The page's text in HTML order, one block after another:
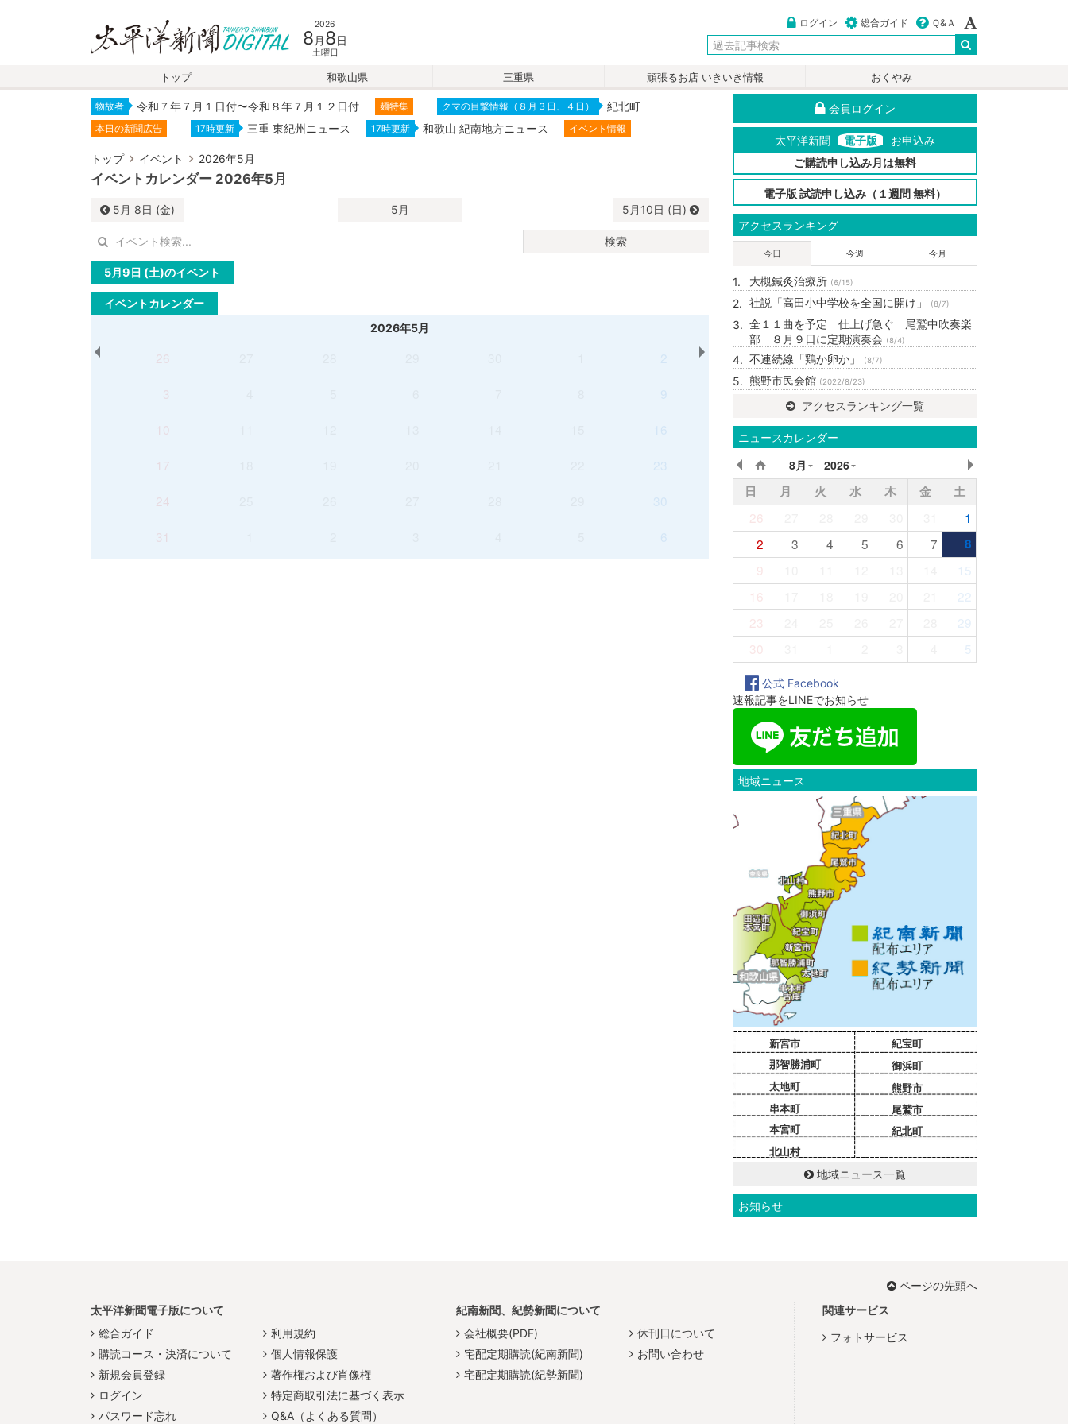
2026
8 月 8日
土曜日
ログイン 総合ガイド Ｑ&Ａ
トップ 和歌山県 三重県 頑張るお店 いきいき情報 おくやみ
物故者 令和７年７月１日付〜令和８年７月１２日付 麺特集 クマの目撃情報（８月３日、４日） 紀北町
本日の新聞広告 17時更新 三重 東紀州ニュース 17時更新 和歌山 紀南地方ニュース イベント情報
トップ イベント 2026年5月
イベントカレンダー 2026年5月
5月 8日 (金) 5月 5月 10日 (日)
検索
5月9日 (土)のイベント
イベントカレンダー
2026年5月
26 2
3 9
10 16
17 23
24 30
31 6
会員ログイン
太平洋新聞 電子版
お申込み
ご購読申し込み月は無料
電子版 試読申し込み（１週間 無料）
アクセスランキング
今日 今週 今月
大槻鍼灸治療所 (6/15)
社説「高田小中学校を全国に開け」 (8/7)
全１１曲を予定 仕上げ急ぐ 尾鷲中吹奏楽
部 ８月９日に定期演奏会 (8/4)
不連続線「鶏か卵か」 (8/7)
熊野市民会館 (2022/8/23)
アクセスランキング一覧
ニュースカレンダー
8月 2026
日 月 火 水 木 金
土
26
1
2
3 4 5 6 7
8
9
15
16
22
23
29
30
5
公式 Facebook
速報記事をLINEでお知らせ
地域ニュース
新宮市
那智勝浦町
太地町
串本町
本宮町
北山村
紀宝町
御浜町
熊野市
尾鷲市
紀北町
地域ニュース一覧
お知らせ
ページの先頭へ
太平洋新聞電子版について
総合ガイド
購読コース・決済について
新規会員登録
ログイン
パスワード忘れ
利用規約
個人情報保護
著作権および肖像権
特定商取引法に基づく表示
Q&A（よくある質問）
紀南新聞、紀勢新聞について
会社概要(PDF)
宅配定期購読(紀南新聞)
宅配定期購読(紀勢新聞)
休刊日について
お問い合わせ
関連サービス
フォトサービス